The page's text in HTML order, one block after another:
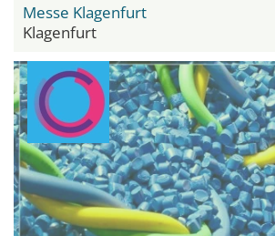
Messe Klagenfurt
Klagenfurt